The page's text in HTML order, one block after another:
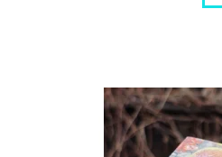
Dostupnost:
Skladem
8061